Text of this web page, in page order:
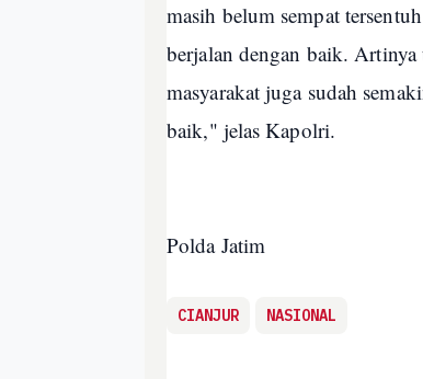
masih belum sempat
berjalan dengan baik. Artinya
masyarakat juga sudah
baik," jelas Kapolri.
Polda Jatim
CIANJUR NASIONAL